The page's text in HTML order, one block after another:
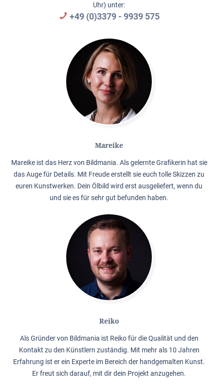
Uhr) unter:
+49 (0)3379 - 9939 575
Mareike
Mareike ist das Herz von Bildmania. Als gelernte Grafikerin hat sie
das Auge für Details. Mit Freude erstellt sie euch tolle Skizzen zu
euren Kunstwerken. Dein Ölbild wird erst ausgeliefert, wenn du
und sie es für sehr gut befunden haben.
Reiko
Als Gründer von Bildmania ist Reiko für die Qualität und den
Kontakt zu den Künstlern zuständig. Mit mehr als 10 Jahren
Erfahrung ist er ein Experte im Bereich der handgemalten Kunst.
Er freut sich darauf, mit dir dein Projekt anzugehen.